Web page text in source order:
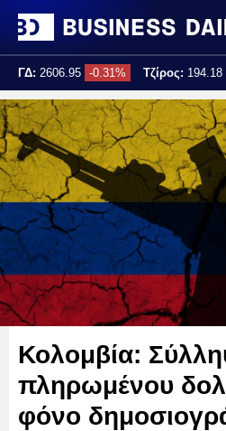
ΓΔ: 2606.95 -0.31% Τζίρος: 194.18
Τελ. ενημέρωση: 17:25:00
Κολομβία:
πληρωμένου
φόνο